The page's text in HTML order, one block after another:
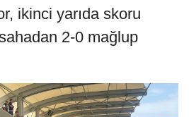
ikinci yarıda skoru
2-0 mağlup